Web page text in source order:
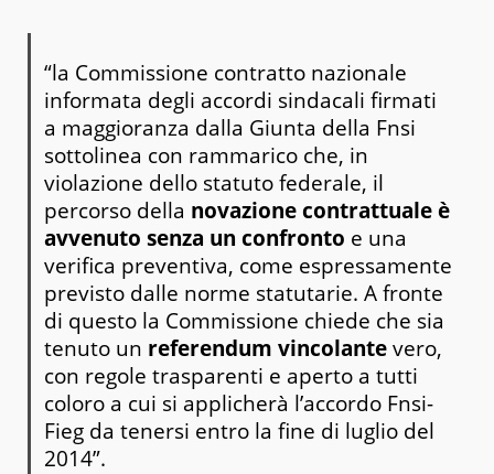
“la Commissione contratto nazionale
informata degli accordi sindacali firmati
a maggioranza dalla Giunta della Fnsi
sottolinea con rammarico che, in
violazione dello statuto federale, il
percorso della novazione contrattuale è
avvenuto senza un confronto e una
verifica preventiva, come espressamente
previsto dalle norme statutarie. A fronte
di questo la Commissione chiede che sia
tenuto un referendum vincolantevero,
con regole trasparenti e aperto a tutti
coloro a cui si applicherà l’accordo Fnsi-
Fieg da tenersi entro la fine di luglio del
2014”.